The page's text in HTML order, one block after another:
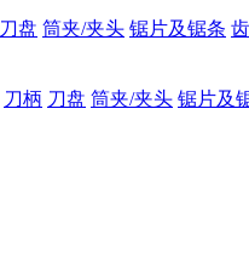
刀盘 筒夹/夹头 锯片及锯条
刀柄 刀盘 筒夹/夹头 锯片及